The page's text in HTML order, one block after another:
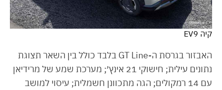
קיה EV9
האבזור בגרסת ה-GT Line בלבד כולל בין השאר תצוגת
נתונים עילית; חישוקי 21 אינץ׳; מערכת שמע של מרידיאן
עם 14 רמקולים; הגה מתכוונן חשמלית; עיסוי למושב